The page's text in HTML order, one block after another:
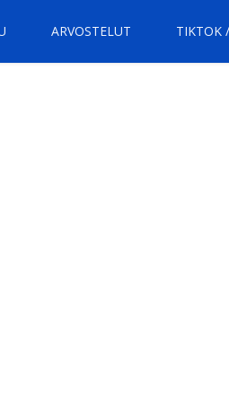
ARVOSTELUT TIKTOK